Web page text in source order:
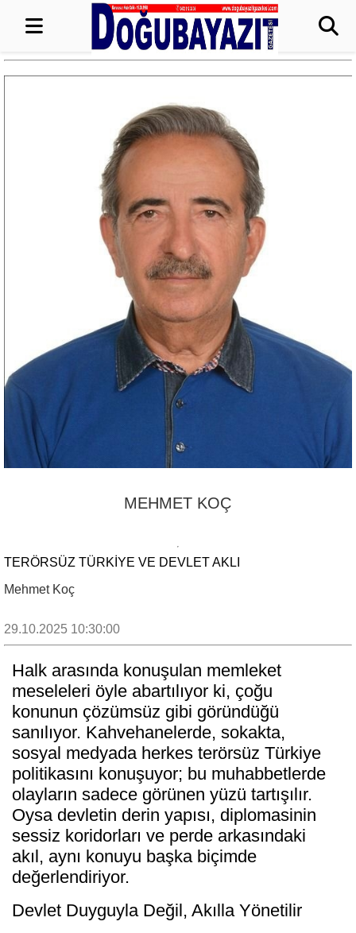
MEHMET KOÇ
TERÖRSÜZ TÜRKİYE VE DEVLET AKLI
Mehmet Koç
29.10.2025 10:30:00
Halk arasında konuşulan memleket
meseleleri öyle abartılıyor ki, çoğu
konunun çözümsüz gibi göründüğü
sanılıyor. Kahvehanelerde, sokakta,
sosyal medyada herkes terörsüz Türkiye
politikasını konuşuyor; bu muhabbetlerde
olayların sadece görünen yüzü tartışılır.
Oysa devletin derin yapısı, diplomasinin
sessiz koridorları ve perde arkasındaki
akıl, aynı konuyu başka biçimde
değerlendiriyor.
Devlet Duyguyla Değil, Akılla Yönetilir